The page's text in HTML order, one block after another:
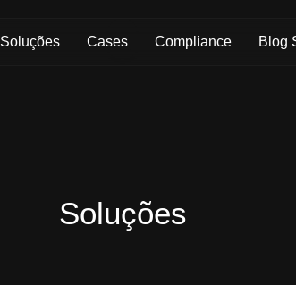
Soluções Cases Compliance Blog
Soluções